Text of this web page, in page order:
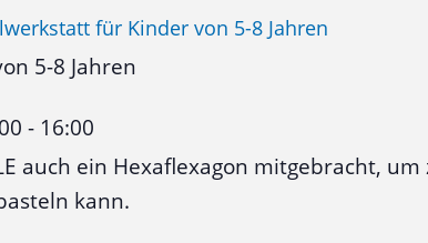
für Kinder von 5-8 Jahren
5-8 Jahren
- 16:00